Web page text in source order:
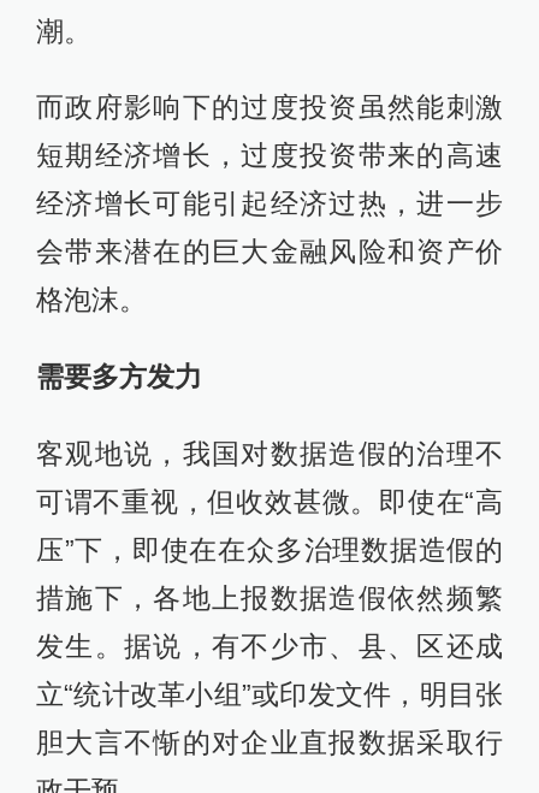
潮。
而政府影响下的过度投资虽然能刺激
短期经济增长，过度投资带来的高速
经济增长可能引起经济过热，进一步
会带来潜在的巨大金融风险和资产价
格泡沫。
需要多方发力
客观地说，我国对数据造假的治理不
可谓不重视，但收效甚微。即使在“高
压”下，即使在在众多治理数据造假的
措施下，各地上报数据造假依然频繁
发生。据说，有不少市、县、区还成
立“统计改革小组”或印发文件，明目张
胆大言不惭的对企业直报数据采取行